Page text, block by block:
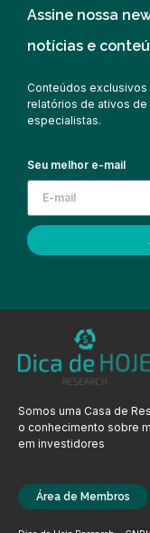
Assine nossa
notícias e
Conteúdos
relatórios de ativos de
especialistas.
Seu melhor e-mail
Somos uma Casa de
o conhecimento sobre
em investidores
Área de Membros